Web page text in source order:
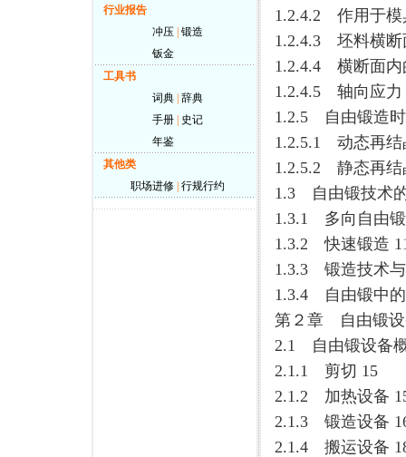
行业报告
冲压 锻造
钣金
工具书
词典 辞典
手册
史记
年鉴
其他类
职场进修 行规行约
1.2.4.2 作用于模
1.2.4.3 坯料横断
1.2.4.4 横断面内
1.2.4.5 轴向应力
1.2.5 自由锻造
1.2.5.1 动态再结
1.2.5.2 静态再结
1.3 自由锻技术
1.3.1 多向自由
1.3.2 快速锻造
1.3.3 锻造技术
1.3.4 自由锻中的
第２章 自由锻设
2.1 自由锻设备
2.1.1 剪切 15
2.1.2 加热设备
2.1.3 锻造设备
2.1.4 搬运设备